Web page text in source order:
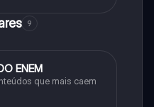
9
ENEM
que mais caem